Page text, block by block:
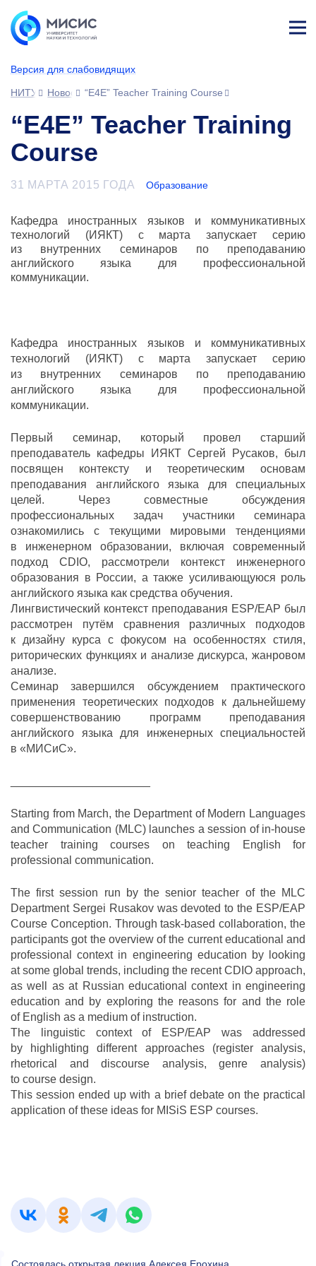
Версия для слабовидящих
НИТУ МИСИС
Новости“E4E” Teacher Training Course
“E4E” Teacher Training
Course
31 МАРТА 2015 ГОДА Образование
Кафедра иностранных языков и коммуникативных
технологий (ИЯКТ) c марта запускает серию
из внутренних семинаров по преподаванию
английского языка для профессиональной
коммуникации.
Кафедра иностранных языков и коммуникативных
технологий (ИЯКТ) c марта запускает серию
из внутренних семинаров по преподаванию
английского языка для профессиональной
коммуникации.
Первый семинар, который провел старший
преподаватель кафедры ИЯКТ Сергей Русаков, был
посвящен контексту и теоретическим основам
преподавания английского языка для специальных
целей. Через совместные обсуждения
профессиональных задач участники семинара
ознакомились с текущими мировыми тенденциями
в инженерном образовании, включая современный
подход CDIO, рассмотрели контекст инженерного
образования в России, а также усиливающуюся роль
английского языка как средства обучения.
Лингвистический контекст преподавания ESP/EAP был
рассмотрен путём сравнения различных подходов
к дизайну курса с фокусом на особенностях стиля,
риторических функциях и анализе дискурса, жанровом
анализе.
Семинар завершился обсуждением практического
применения теоретических подходов к дальнейшему
совершенствованию программ преподавания
английского языка для инженерных специальностей
в «МИСиС».
Starting from March, the Department of Modern Languages
and Communication (MLC) launches a session of in-house
teacher training courses on teaching English for
professional communication.
The first session run by the senior teacher of the MLC
Department Sergei Rusakov was devoted to the ESP/EAP
Course Conception. Through task-based collaboration, the
participants got the overview of the current educational and
professional context in engineering education by looking
at some global trends, including the recent CDIO approach,
as well as at Russian educational context in engineering
education and by exploring the reasons for and the role
of English as a medium of instruction.
The linguistic context of ESP/EAP was addressed
by highlighting different approaches (register analysis,
rhetorical and discourse analysis, genre analysis)
to course design.
This session ended up with a brief debate on the practical
application of these ideas for MISiS ESP courses.